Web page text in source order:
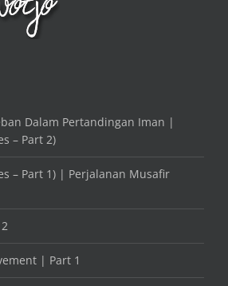
Dalam Pertandingan Iman |
– Part 2)
– Part 1) | Perjalanan Musafir
| Part 1